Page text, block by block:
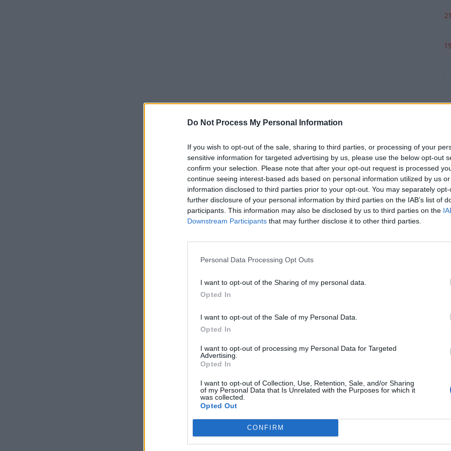
Do Not Process My Personal Information
If you wish to opt-out of the sale, sharing to third parties, or processing of your
sensitive information for targeted advertising by us, please use the below opt-out
confirm your selection. Please note that after your opt-out request is processed
continue seeing interest-based ads based on personal information utilized by us
information disclosed to third parties prior to your opt-out. You may separately
further disclosure of your personal information by third parties on the IAB’s list of
participants. This information may also be disclosed by us to third parties on the
Downstream Participants that may further disclose it to other third parties.
Personal Data Processing Opt Outs
I want to opt-out of the Sharing of my personal data.
Opted In
I want to opt-out of the Sale of my Personal Data.
Opted In
I want to opt-out of processing my Personal Data for Targeted
Advertising.
Opted In
I want to opt-out of Collection, Use, Retention, Sale, and/or Sharing
of my Personal Data that Is Unrelated with the Purposes for which it
was collected.
Opted Out
CONFIRM